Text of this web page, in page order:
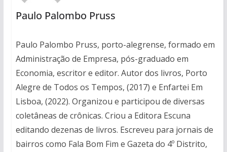
Paulo Palombo Pruss
Paulo Palombo Pruss, porto-alegrense, formado em
Administração de Empresa, pós-graduado em
Economia, escritor e editor. Autor dos livros, Porto
Alegre de Todos os Tempos, (2017) e Enfartei Em
Lisboa, (2022). Organizou e participou de diversas
coletâneas de crônicas. Criou a Editora Escuna
editando dezenas de livros. Escreveu para jornais de
bairros como Fala Bom Fim e Gazeta do 4º Distrito,